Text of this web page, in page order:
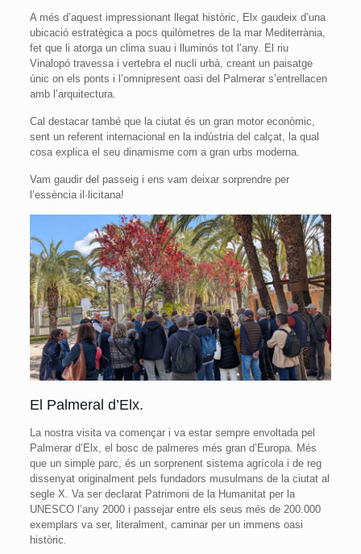
A més d’aquest impressionant llegat històric, Elx gaudeix d’una
ubicació estratègica a pocs quilòmetres de la mar Mediterrània,
fet que li atorga un clima suau i lluminós tot l’any. El riu
Vinalopó travessa i vertebra el nucli urbà, creant un paisatge
únic on els ponts i l’omnipresent oasi del Palmerar s’entrellacen
amb l’arquitectura.
Cal destacar també que la ciutat és un gran motor econòmic,
sent un referent internacional en la indústria del calçat, la qual
cosa explica el seu dinamisme com a gran urbs moderna.
Vam gaudir del passeig i ens vam deixar sorprendre per
l’essència il·licitana!
El Palmeral d’Elx.
La nostra visita va començar i va estar sempre envoltada pel
Palmerar d’Elx, el bosc de palmeres més gran d’Europa. Més
que un simple parc, és un sorprenent sistema agrícola i de reg
dissenyat originalment pels fundadors musulmans de la ciutat al
segle X. Va ser declarat Patrimoni de la Humanitat per la
UNESCO l’any 2000 i passejar entre els seus més de 200.000
exemplars va ser, literalment, caminar per un immens oasi
històric.